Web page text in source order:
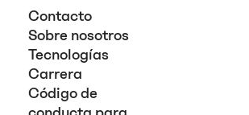
Contacto
Sobre nosotros
Tecnologías
Carrera
Código de